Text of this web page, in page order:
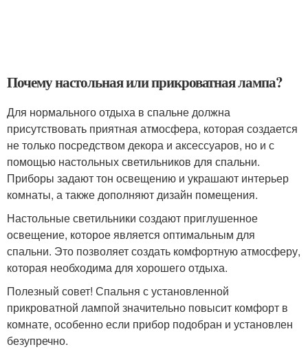
Почему настольная или прикроватная лампа?
Для нормального отдыха в спальне должна
присутствовать приятная атмосфера, которая создается
не только посредством декора и аксессуаров, но и с
помощью настольных светильников для спальни.
Приборы задают тон освещению и украшают интерьер
комнаты, а также дополняют дизайн помещения.
Настольные светильники создают приглушенное
освещение, которое является оптимальным для
спальни. Это позволяет создать комфортную атмосферу,
которая необходима для хорошего отдыха.
Полезный совет! Спальня с установленной
прикроватной лампой значительно повысит комфорт в
комнате, особенно если прибор подобран и установлен
безупречно.